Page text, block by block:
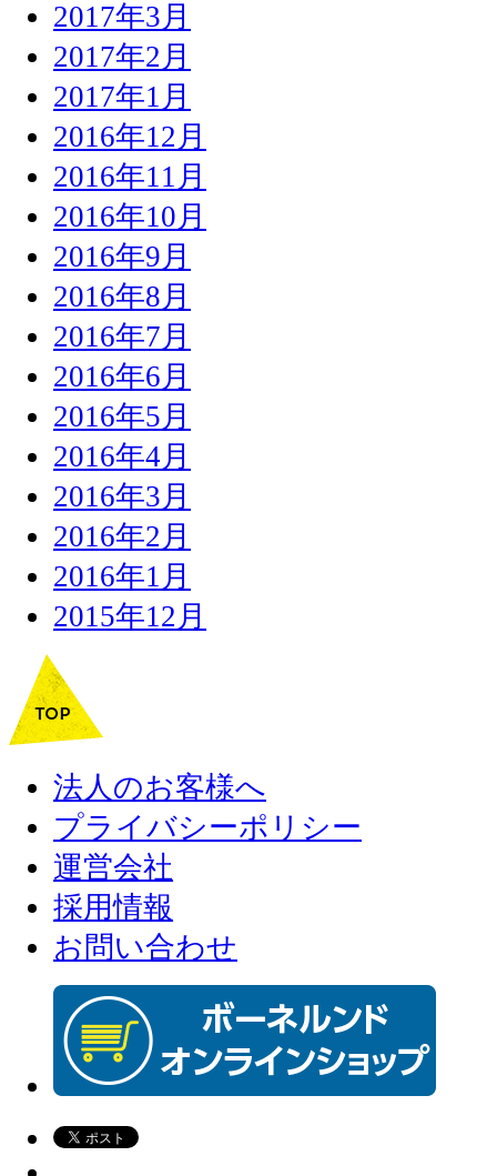
2017年3月
2017年2月
2017年1月
2016年12月
2016年11月
2016年10月
2016年9月
2016年8月
2016年7月
2016年6月
2016年5月
2016年4月
2016年3月
2016年2月
2016年1月
2015年12月
法人のお客様へ
プライバシーポリシー
運営会社
採用情報
お問い合わせ